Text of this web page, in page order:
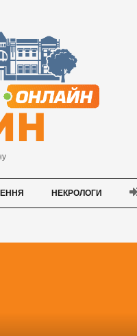
НЕКРОЛОГИ